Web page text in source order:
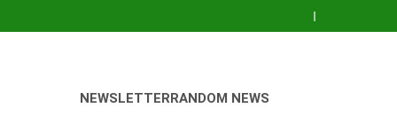
NEWSLETTERRANDOM NEWS